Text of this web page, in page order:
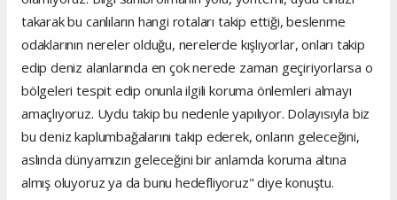
takarak bu canlıların hangi rotaları takip ettiği, beslenme
odaklarının nereler olduğu, nerelerde kışlıyorlar, onları takip
edip deniz alanlarında en çok nerede zaman geçiriyorlarsa o
bölgeleri tespit edip onunla ilgili koruma önlemleri almayı
amaçlıyoruz. Uydu takip bu nedenle yapılıyor. Dolayısıyla biz
bu deniz kaplumbağalarını takip ederek, onların geleceğini,
aslında dünyamızın geleceğini bir anlamda koruma altına
almış oluyoruz ya da bunu hedefliyoruz" diye konuştu.